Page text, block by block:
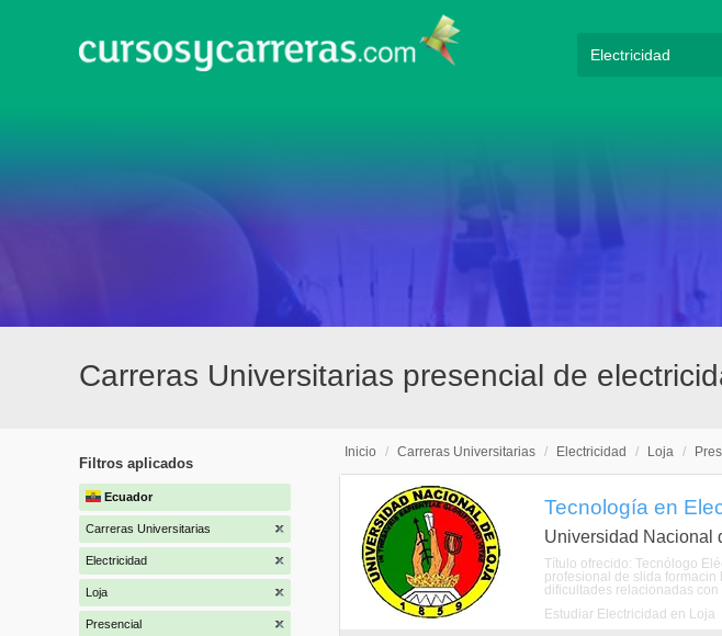
Carreras Universitarias presencial de
Filtros aplicados
Ecuador
Carreras Universitarias
Electricidad
Loja
Presencial
Inicio / Carreras Universitarias / Electricidad / Loja /
Tecnología en
Universidad Nacional
Título ofrecido: Tecnólogo
profesional de slida
dificultades relacionadas con
Estudiar Electricidad en Loja